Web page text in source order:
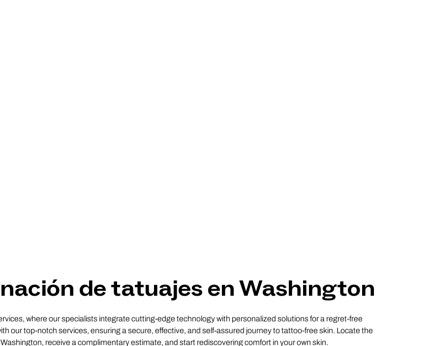
de tatuajes en Washington
where our specialists integrate cutting-edge technology with personalized solutions for a regret-free
our top-notch services, ensuring a secure, effective, and self-assured journey to tattoo-free skin. Locate the
receive a complimentary estimate, and start rediscovering comfort in your own skin.